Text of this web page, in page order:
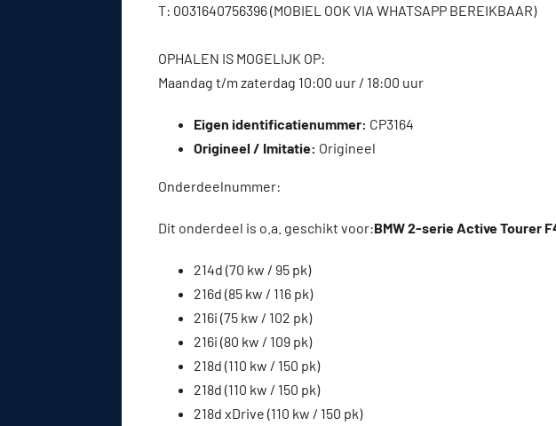
T: 0031640756396 (MOBIEL OOK VIA WHATSAPP BEREIKBAAR)
OPHALEN IS MOGELIJK OP:
Maandag t/m zaterdag 10:00 uur / 18:00 uur
Eigen identificatienummer: CP3164
Origineel / Imitatie: Origineel
Onderdeelnummer:
Dit onderdeel is o.a. geschikt voor:BMW 2-serie Active Tourer
214d (70 kw / 95 pk)
216d (85 kw / 116 pk)
216i (75 kw / 102 pk)
216i (80 kw / 109 pk)
218d (110 kw / 150 pk)
218d (110 kw / 150 pk)
218d xDrive (110 kw / 150 pk)